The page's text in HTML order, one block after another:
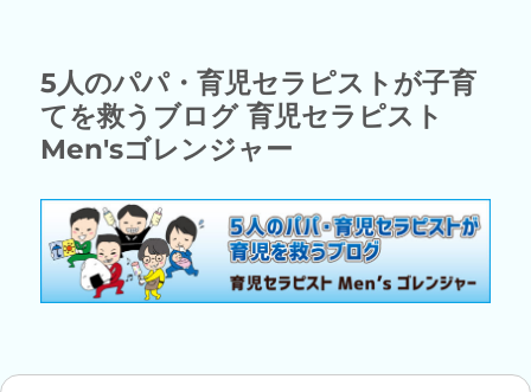
5人のパパ・育児セラピストが子育
てを救うブログ 育児セラピスト
Men'sゴレンジャー